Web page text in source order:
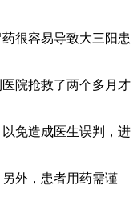
很容易导致大三阳患
院抢救了两个多月才
免造成医生误判，进
外，患者用药需谨